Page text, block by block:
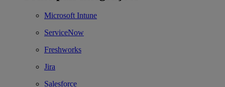
Microsoft Intune
ServiceNow
Freshworks
Jira
Salesforce